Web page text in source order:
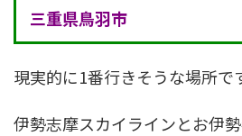
三重県鳥羽市
現実的に1番行きそうな場所で
伊勢志摩スカイラインとお伊